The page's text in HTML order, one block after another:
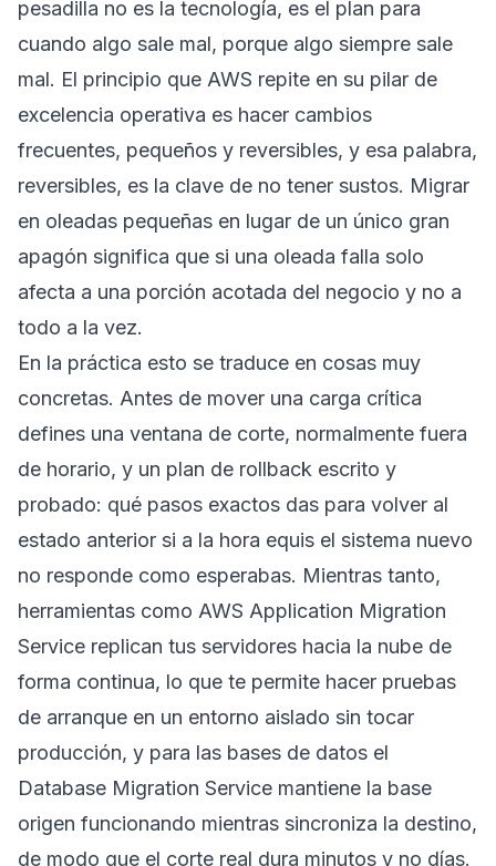
pesadilla no es la tecnología, es el plan para
cuando algo sale mal, porque algo siempre sale
mal. El principio que AWS repite en su pilar de
excelencia operativa es hacer cambios
frecuentes, pequeños y reversibles, y esa palabra,
reversibles, es la clave de no tener sustos. Migrar
en oleadas pequeñas en lugar de un único gran
apagón significa que si una oleada falla solo
afecta a una porción acotada del negocio y no a
todo a la vez.
En la práctica esto se traduce en cosas muy
concretas. Antes de mover una carga crítica
defines una ventana de corte, normalmente fuera
de horario, y un plan de rollback escrito y
probado: qué pasos exactos das para volver al
estado anterior si a la hora equis el sistema nuevo
no responde como esperabas. Mientras tanto,
herramientas como AWS Application Migration
Service replican tus servidores hacia la nube de
forma continua, lo que te permite hacer pruebas
de arranque en un entorno aislado sin tocar
producción, y para las bases de datos el
Database Migration Service mantiene la base
origen funcionando mientras sincroniza la destino,
de modo que el corte real dura minutos y no días.